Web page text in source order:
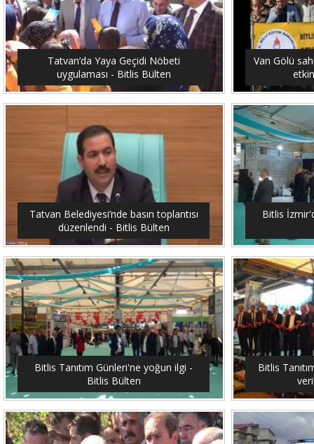
Tatvan’da Yaya Geçidi Nöbeti
uygulaması - Bitlis Bülten
Van Gölü
Tatvan Belediyesi’nde basın toplantısı
düzenlendi - Bitlis Bülten
Bitlis
Bitlis Tanıtım Günleri'ne yoğun ilgi -
Bitlis Bülten
Bitlis